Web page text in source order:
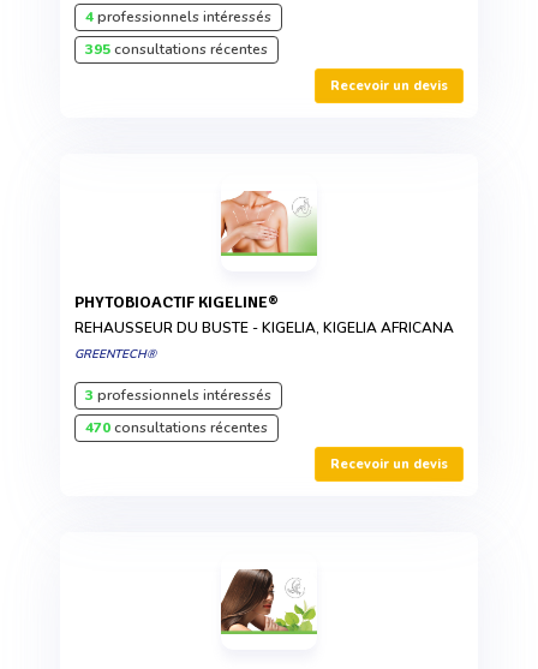
4professionnels intéressés
395consultations récentes
Recevoir un devis
PHYTOBIOACTIF KIGELINE®
REHAUSSEUR DU BUSTE - KIGELIA, KIGELIA AFRICANA
GREENTECH®
3 professionnels intéressés
470consultations récentes
Recevoir un devis